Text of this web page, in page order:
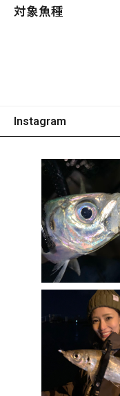
対象魚種
Instagram